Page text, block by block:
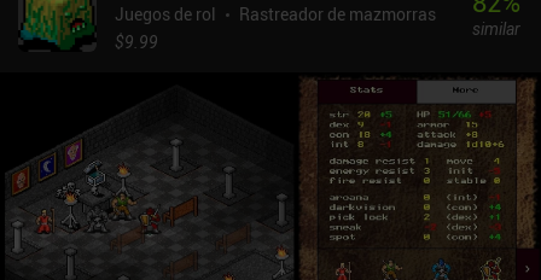
Juegos de rol
Rastreador de mazmorras
$9.99
similar